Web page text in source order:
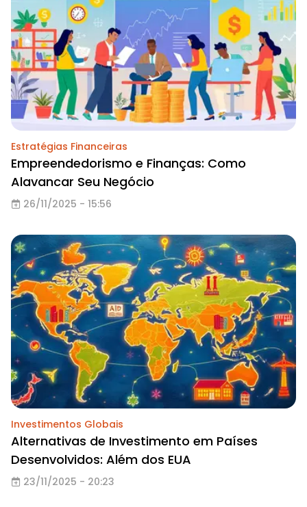
Estratégias Financeiras
Empreendedorismo e Finanças: Como
Alavancar Seu Negócio
26/11/2025 - 15:56
Investimentos Globais
Alternativas de Investimento em Países
Desenvolvidos: Além dos EUA
23/11/2025 - 20:23